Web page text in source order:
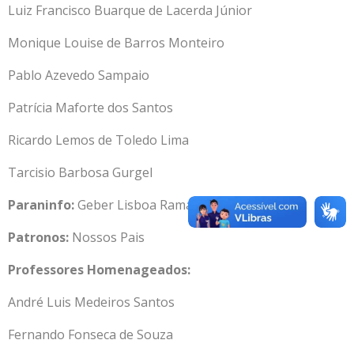
Luiz Francisco Buarque de Lacerda Júnior
Monique Louise de Barros Monteiro
Pablo Azevedo Sampaio
Patrícia Maforte dos Santos
Ricardo Lemos de Toledo Lima
Tarcisio Barbosa Gurgel
Paraninfo:Geber Lisboa Ramalho
Patronos: Nossos Pais
Professores Homenageados:
André Luis Medeiros Santos
Fernando Fonseca de Souza